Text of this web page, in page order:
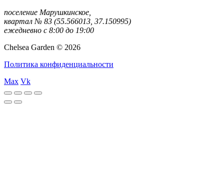
поселение Марушкинское,
квартал № 83 (55.566013, 37.150995)
ежедневно с 8:00 до 19:00
Chelsea Garden © 2026
Политика конфиденциальности
Max Vk